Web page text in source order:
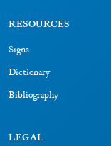
RESOURCES
Signs
Dictionary
Bibliography
LEGAL